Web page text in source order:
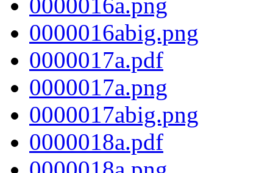
0000016a.png
0000016abig.png
0000017a.pdf
0000017a.png
0000017abig.png
0000018a.pdf